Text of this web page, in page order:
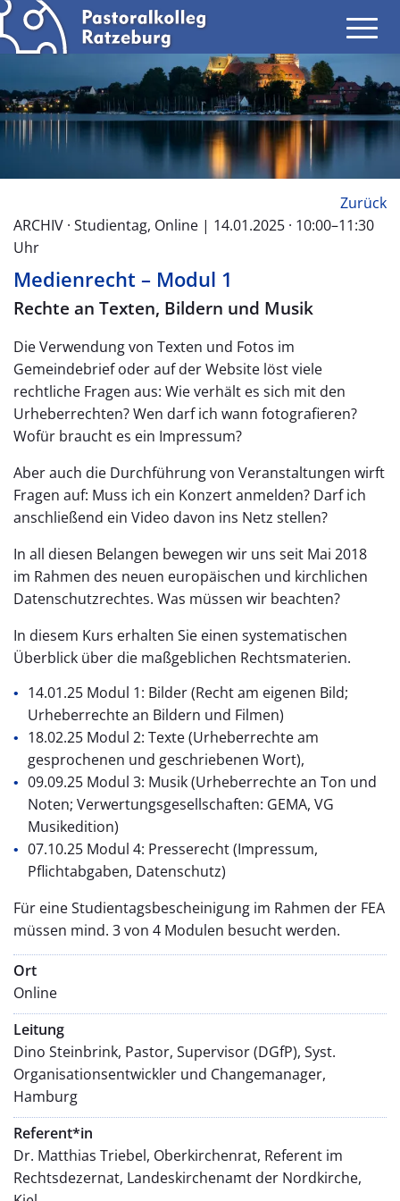
Zurück
ARCHIV · Studientag, Online | 14.01.2025 · 10:00–11:30
Uhr
Medienrecht – Modul 1
Rechte an Texten, Bildern und Musik
Die Verwendung von Texten und Fotos im
Gemeindebrief oder auf der Website löst viele
rechtliche Fragen aus: Wie verhält es sich mit den
Urheberrechten? Wen darf ich wann fotografieren?
Wofür braucht es ein Impressum?
Aber auch die Durchführung von Veranstaltungen wirft
Fragen auf: Muss ich ein Konzert anmelden? Darf ich
anschließend ein Video davon ins Netz stellen?
In all diesen Belangen bewegen wir uns seit Mai 2018
im Rahmen des neuen europäischen und kirchlichen
Datenschutzrechtes. Was müssen wir beachten?
In diesem Kurs erhalten Sie einen systematischen
Überblick über die maßgeblichen Rechtsmaterien.
14.01.25 Modul 1: Bilder (Recht am eigenen Bild;
Urheberrechte an Bildern und Filmen)
18.02.25 Modul 2: Texte (Urheberrechte am
gesprochenen und geschriebenen Wort),
09.09.25 Modul 3: Musik (Urheberrechte an Ton und
Noten; Verwertungsgesellschaften: GEMA, VG
Musikedition)
07.10.25 Modul 4: Presserecht (Impressum,
Pflichtabgaben, Datenschutz)
Für eine Studientagsbescheinigung im Rahmen der FEA
müssen mind. 3 von 4 Modulen besucht werden.
Ort
Online
Leitung
Dino Steinbrink, Pastor, Supervisor (DGfP), Syst.
Organisationsentwickler und Changemanager,
Hamburg
Referent*in
Dr. Matthias Triebel, Oberkirchenrat, Referent im
Rechtsdezernat, Landeskirchenamt der Nordkirche,